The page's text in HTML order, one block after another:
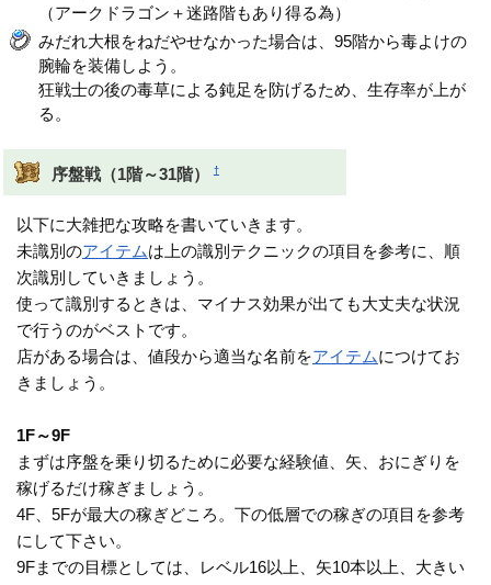
（アークドラゴン＋迷路階もあり得る為）
みだれ大根をねだやせなかった場合は、95階から毒よけの
腕輪を装備しよう。
狂戦士の後の毒草による鈍足を防げるため、生存率が上が
る。
序盤戦（1階～31階） †
以下に大雑把な攻略を書いていきます。
未識別のアイテムは上の識別テクニックの項目を参考に、順
次識別していきましょう。
使って識別するときは、マイナス効果が出ても大丈夫な状況
で行うのがベストです。
店がある場合は、値段から適当な名前をアイテムにつけてお
きましょう。
1F～9F
まずは序盤を乗り切るために必要な経験値、矢、おにぎりを
稼げるだけ稼ぎましょう。
4F、5Fが最大の稼ぎどころ。下の低層での稼ぎの項目を参考
にして下さい。
9Fまでの目標としては、レベル16以上、矢10本以上、大きい